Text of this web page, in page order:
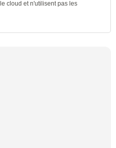
cloud et n'utilisent pas les